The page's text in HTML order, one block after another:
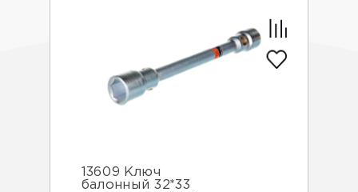
13609 Ключ
балонный 32*33